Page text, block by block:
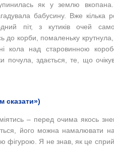
як у землю
бабусину. Вже кілька
піт, з кутиків очей
до корби, помаленьку крутнула,
кола над старовинною
почула, здається, те, що
сказати»)
– перед очима якось
його можна намалювати
фігурою. Я не знав, як це